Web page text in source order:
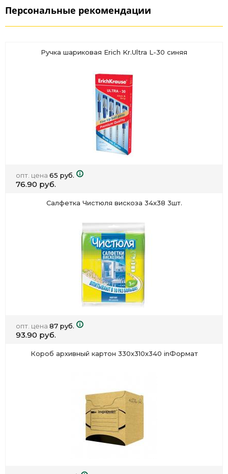
Персональные рекомендации
Ручка шариковая Erich Kr.Ultra L-30 синяя
опт. цена 65 руб.
76.90 руб.
Салфетка Чистюля вискоза 34х38 3шт.
опт. цена 87 руб.
93.90 руб.
Короб архивный картон 330х310х340 inФормат